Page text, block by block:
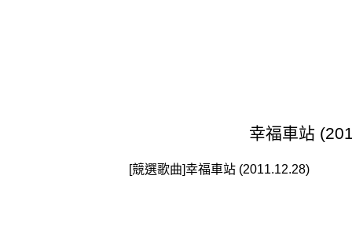
幸福車站
[競選歌曲]幸福車站 (2011.12.28)